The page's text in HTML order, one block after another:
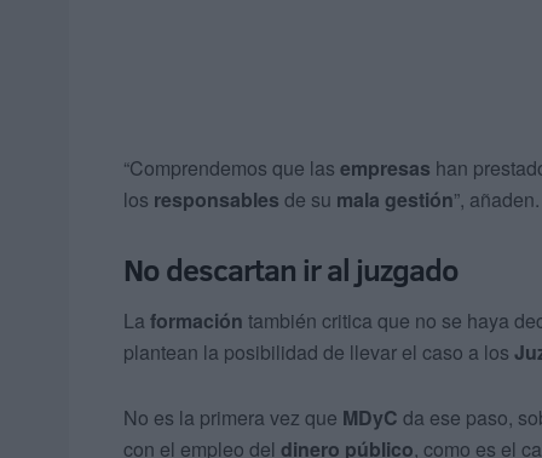
“Comprendemos que las empresas han
los responsables de su mala gestión”, añaden.
No descartan ir al juzgado
La formación también critica que no se haya
plantean la posibilidad de llevar el caso a los
No es la primera vez que MDyC da ese paso,
con el empleo del dinero público, como es el